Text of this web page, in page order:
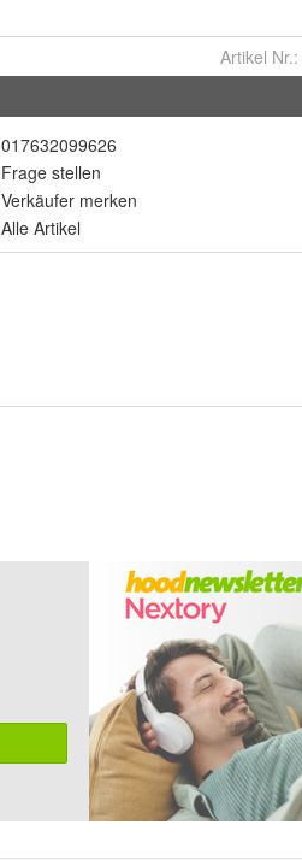
Artikel Nr.:
017632099626
Frage stellen
Verkäufer merken
Alle Artikel